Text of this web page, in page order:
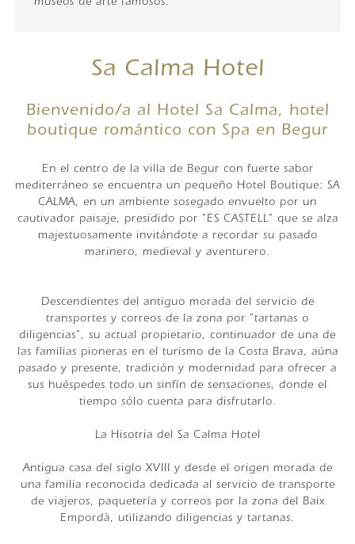
museos de arte famosos.
Sa Calma Hotel
Bienvenido/a al Hotel Sa Calma, hotel
boutique romántico con Spa en Begur
En el centro de la villa de Begur con fuerte sabor
mediterráneo se encuentra un pequeño Hotel Boutique: SA
CALMA, en un ambiente sosegado envuelto por un
cautivador paisaje, presidido por "ES CASTELL" que se alza
majestuosamente invitándote a recordar su pasado
marinero, medieval y aventurero.
Descendientes del antiguo morada del servicio de
transportes y correos de la zona por "tartanas o
diligencias", su actual propietario, continuador de una de
las familias pioneras en el turismo de la Costa Brava, aúna
pasado y presente, tradición y modernidad para ofrecer a
sus huéspedes todo un sinfín de sensaciones, donde el
tiempo sólo cuenta para disfrutarlo.
La Hisotria del Sa Calma Hotel
Antigua casa del siglo XVIII y desde el origen morada de
una familia reconocida dedicada al servicio de transporte
de viajeros, paquetería y correos por la zona del Baix
Empordà, utilizando diligencias y tartanas.